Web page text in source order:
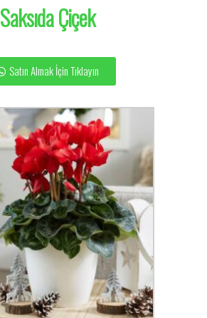
Saksıda Çiçek
Satın Almak İçin Tıklayın